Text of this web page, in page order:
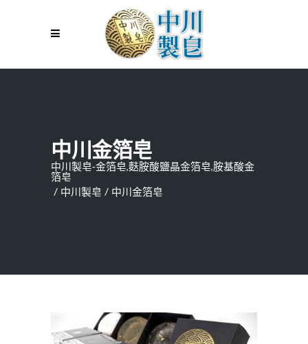
中川金箔皂
中川製皂-金箔皂,麩胺酸鹽晶金箔皂,胺基酸金
箔皂
/ 中川製皂 / 中川金箔皂